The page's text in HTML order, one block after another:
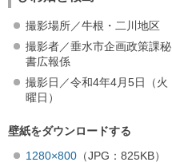
撮影場所／牛根・二川地区
撮影者／垂水市企画政策課秘
書広報係
撮影日／令和4年4月5日（火
曜日）
壁紙をダウンロードする
1280×800 （JPG：825KB）